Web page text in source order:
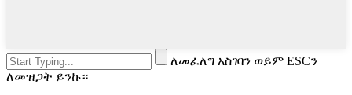
ለመፈለግ አስገባን ወይም ESCን
ለመዝጋት ይንኩ።